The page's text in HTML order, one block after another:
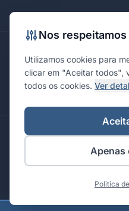
MaringáCuritibaSão Paulo
Florianópolis BrasíliaJoinville
© 2026 Integrare.
Nos
Utilizamos cookies para
clicar em "Aceitar todos",
todos os cookies. Ver
Apenas
Politica